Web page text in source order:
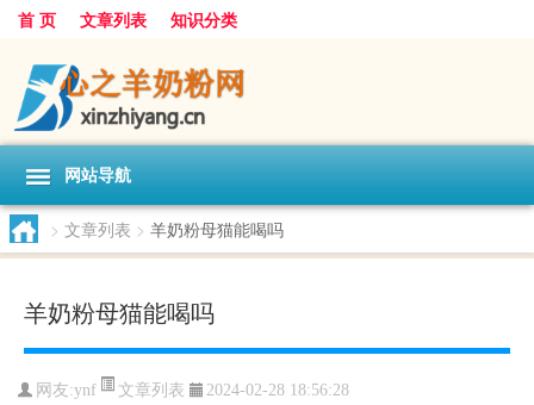
首 页 文章列表 知识分类
网站导航
> 文章列表 > 羊奶粉母猫能喝吗
羊奶粉母猫能喝吗
网友:ynf 文章列表 2024-02-28 18:56:28